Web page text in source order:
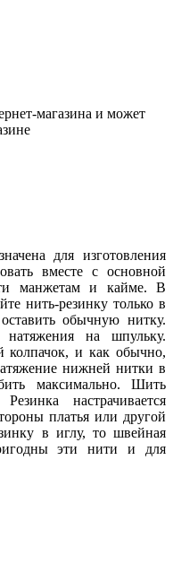
магазина и может
для изготовления
вместе с основной
манжетам и кайме. В
нить-резинку только в
обычную нитку.
натяжения на шпульку.
колпачок, и как обычно,
нижней нитки в
максимально. Шить
настрачивается
платья или другой
в иглу, то швейная
эти нити и для